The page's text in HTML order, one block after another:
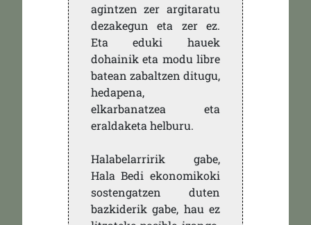
agintzen zer argitaratu
dezakegun eta zer ez.
Eta eduki hauek
dohainik eta modu libre
batean zabaltzen ditugu,
hedapena,
elkarbanatzea eta
eraldaketa helburu.
Halabelarririk gabe,
Hala Bedi ekonomikoki
sostengatzen duten
bazkiderik gabe, hau ez